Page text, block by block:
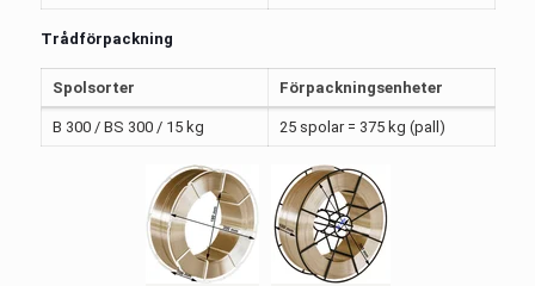
Trådförpackning
Spolsorter Förpackningsenheter
B 300 / BS 300 / 15 kg 25 spolar = 375 kg (pall)